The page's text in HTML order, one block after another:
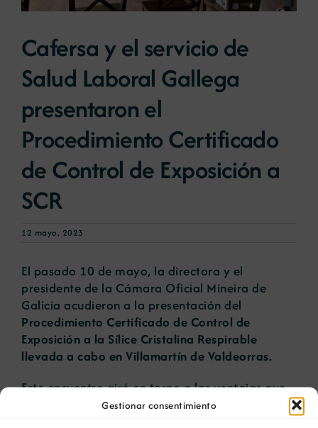
Gestionar consentimiento
Noticias
Portal de empleo
Contacto
Cafersa y el servicio de
Salud Laboral Gallega
presentaron el
Procedimiento Certificado
de Control de Exposición a
SCR
12 mayo, 2023
El pasado 10 de mayo, la directora y el
presidente de la Cámara Oficial Mineira de
Galicia acudieron a la presentación del
Procedimiento Certificado de Control de
Exposición a la Sílice Cristalina Respirable
llevada a cabo en Villamartín de Valdeorras.
Este encuentro giró en torno a las ventajas que
supone para empresas y trabajadores la